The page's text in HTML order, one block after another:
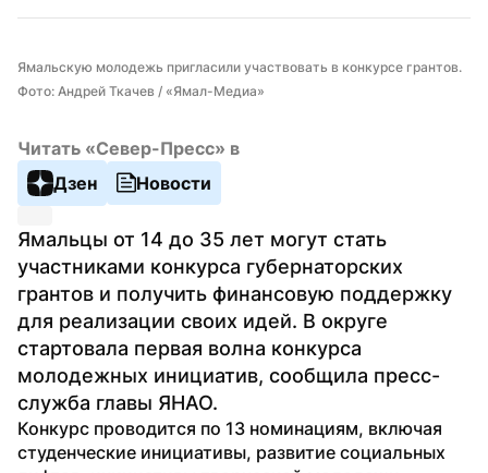
Ямальскую молодежь пригласили участвовать в конкурсе грантов.
Фото: Андрей Ткачев / «Ямал-Медиа»
Читать «Север-Пресс» в
Дзен
Новости
Ямальцы от 14 до 35 лет могут стать
участниками конкурса губернаторских
грантов и получить финансовую поддержку
для реализации своих идей. В округе
стартовала первая волна конкурса
молодежных инициатив, сообщила пресс-
служба главы ЯНАО.
Конкурс проводится по 13 номинациям, включая
студенческие инициативы, развитие социальных